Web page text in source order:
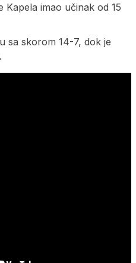
imao učinak od 15
sa skorom 14-7, dok je